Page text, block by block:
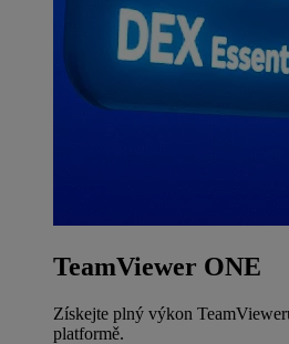
TeamViewer ONE
Získejte plný výkon
platformě.